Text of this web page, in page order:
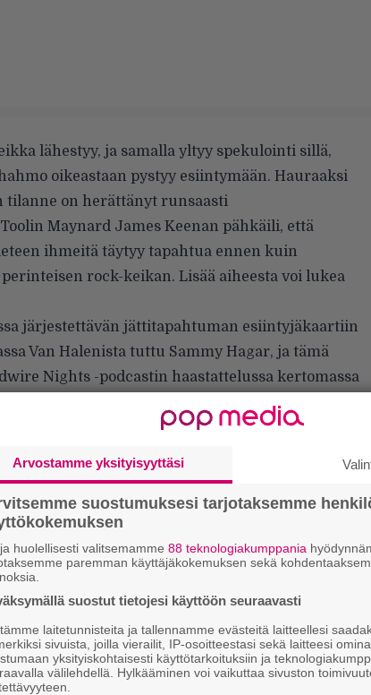
lähestyy, ja samalla yltyy spekulointi sillä,
oikeastaan pystyy esiintymään. Hauraaksi
tilanne on herättänyt runsaasti
Maynard James Keenan pähkäili, että
ihmeitä täytyy tapahtua ennen kuin
rock-keikan. Lisää aiheesta voi lukea
järjestettävän jättitapahtuman esiintyjäkaartiin
Van Halenista tuttu Sammy Hagar, ja tämä
Nights -podcastin haastattelussa kertomassa
vähän liikaakin tietoa siitä, miten paljon Ozzy
sehän kuulostaa hyvältä”, Hagar kertoo.
Arvostamme yksityisyyttäsi
suostumuksesi tarjotaksemme
huolellisesti valitsemamme 88 teknologiakumppania
paremman käyttäjäkokemuksen sekä
suostut tietojesi käyttöön seuraavasti
laitetunnisteita ja tallennamme evästeitä laitteellesi
sivuista, joilla vierailit, IP-osoitteestasi sekä laitteesi
yksityiskohtaisesti käyttötarkoituksiin ja
välilehdellä. Hylkääminen voi vaikuttaa sivuston